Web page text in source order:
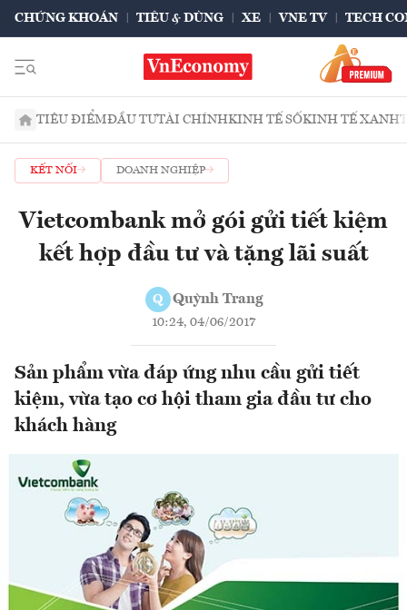
CHỨNG KHOÁN TIÊU & DÙNG XE VNE TV TECH
TIÊU ĐIỂMĐẦU TƯTÀI CHÍNHKINH TẾ SỐKINH TẾ XANH
KẾT NỐI DOANH NGHIỆP
Vietcombank mở gói gửi tiết kiệm
kết hợp đầu tư và tặng lãi suất
Q Quỳnh Trang
10:24, 04/06/2017
Sản phẩm vừa đáp ứng nhu cầu gửi tiết
kiệm, vừa tạo cơ hội tham gia đầu tư cho
khách hàng